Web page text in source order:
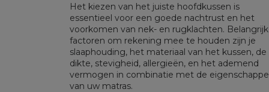
Het kiezen van het juiste hoofdkussen is
essentieel voor een goede nachtrust en het
voorkomen van nek- en rugklachten.
factoren om rekening mee te houden zijn je
slaaphouding, het materiaal van het kussen, de
dikte, stevigheid, allergieën, en het ademend
vermogen in combinatie met de
van uw matras.